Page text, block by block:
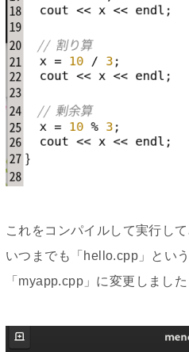
これをコンパイルして実行して
いつまでも「hello.cpp」とい
「myapp.cpp」に変更しまし